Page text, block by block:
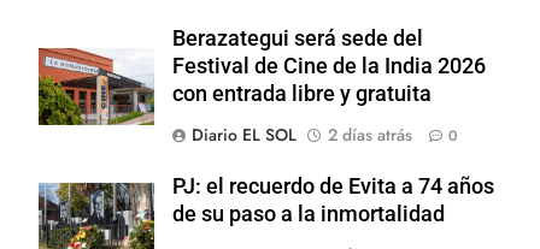
Berazategui será sede del
Festival de Cine de la India 2026
con entrada libre y gratuita
Diario EL SOL
2 días atrás 0
PJ: el recuerdo de Evita a 74 años
de su paso a la inmortalidad